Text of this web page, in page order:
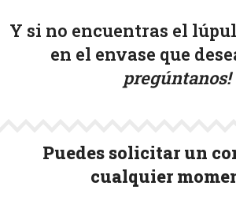
Y si no encuentras el
en el envase que
pregúntanos!
Puedes solicitar un
cualquier